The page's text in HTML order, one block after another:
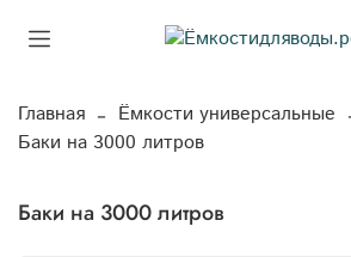
Главная
Ёмкости универсальные
Баки на 3000 литров
Баки на 3000 литров